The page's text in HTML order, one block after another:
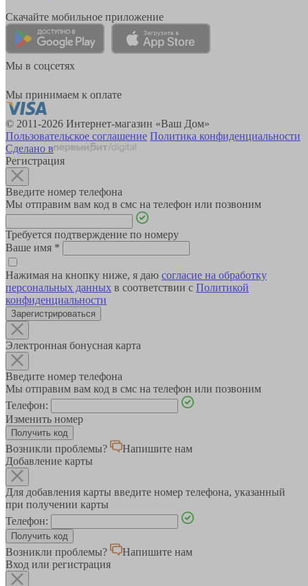
Скачайте мобильное приложение
Мы в соцсетях
Мы принимаем к оплате
© 2011-2026 Интернет-магазин «Ваш Дом»
Пользовательское соглашение Политика конфиденциальности
Сделано в
Регистрация
Введите номер телефона
Мы отправим вам код в смс на телефон или позвоним
Требуется подтверждение по номеру
Ваше имя *
Нажимая на кнопку ниже, я даю согласие на обработку
персональных данных в соответствии с Политикой
конфиденциальности
Зарегистрироваться
Электронная бонусная карта
Введите номер телефона
Мы отправим вам код в смс на телефон или позвоним
Телефон:
Изменить номер
Возникли проблемы?
Напишите нам
Добавление карты
Для добавления карты введите номер телефона, указанный
при получении карты
Телефон:
Возникли проблемы?
Напишите нам
Вход или регистрация